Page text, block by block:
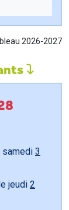
2026-2027
samedi 3
jeudi 2